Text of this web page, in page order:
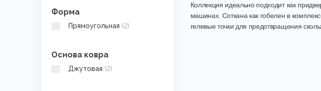
Форма
Прямоугольная (2)
Основа ковра
Джутовая (2)
Коллекция идеально подходит как
машинах. Соткана как гобелен в
гелевые точки для предотвращения